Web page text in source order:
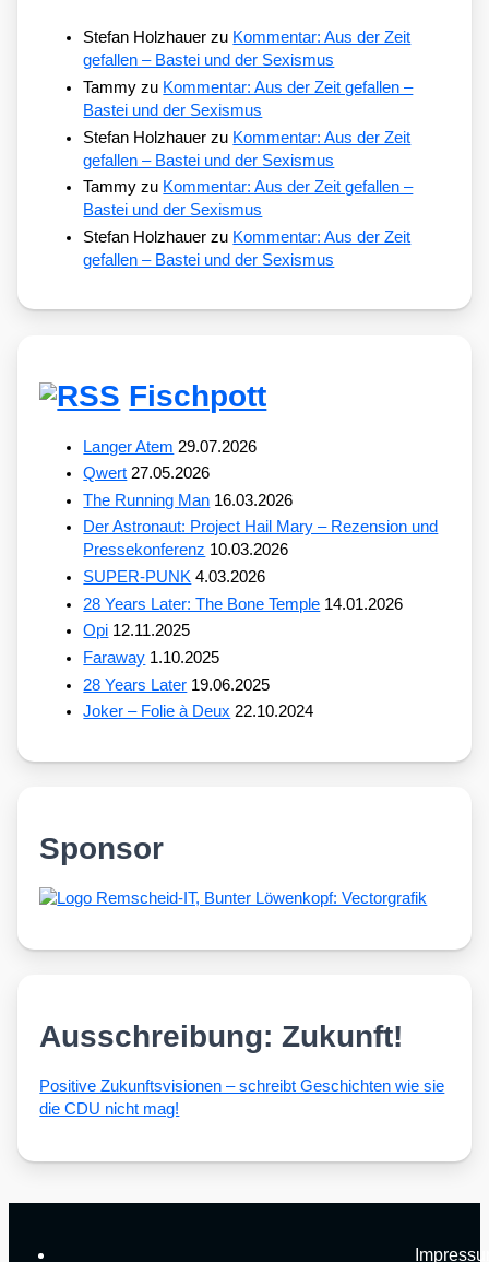
Stefan Holzhauer zu Kommentar: Aus der Zeit
gefallen – Bastei und der Sexismus
Tammy zu Kommentar: Aus der Zeit gefallen –
Bastei und der Sexismus
Stefan Holzhauer zu Kommentar: Aus der Zeit
gefallen – Bastei und der Sexismus
Tammy zu Kommentar: Aus der Zeit gefallen –
Bastei und der Sexismus
Stefan Holzhauer zu Kommentar: Aus der Zeit
gefallen – Bastei und der Sexismus
Fischpott
Langer Atem 29.07.2026
Qwert 27.05.2026
The Running Man 16.03.2026
Der Astronaut: Project Hail Mary – Rezension und
Pressekonferenz 10.03.2026
SUPER-PUNK 4.03.2026
28 Years Later: The Bone Temple 14.01.2026
Opi 12.11.2025
Faraway 1.10.2025
28 Years Later 19.06.2025
Joker – Folie à Deux 22.10.2024
Sponsor
Ausschreibung: Zukunft!
Posi­ti­ve Zukunfts­vi­sio­nen – schreibt Geschich­ten wie sie
die CDU nicht mag!